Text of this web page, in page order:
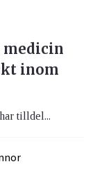
inom
tilldel...